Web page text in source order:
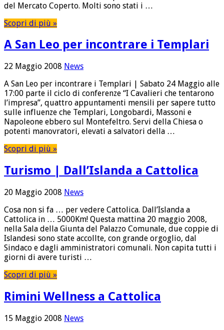
del Mercato Coperto. Molti sono stati i …
Scopri di più »
A San Leo per incontrare i Templari
22 Maggio 2008 News
A San Leo per incontrare i Templari | Sabato 24 Maggio alle
17:00 parte il ciclo di conferenze “I Cavalieri che tentarono
l’impresa”, quattro appuntamenti mensili per sapere tutto
sulle influenze che Templari, Longobardi, Massoni e
Napoleone ebbero sul Montefeltro. Servi della Chiesa o
potenti manovratori, elevati a salvatori della …
Scopri di più »
Turismo | Dall’Islanda a Cattolica
20 Maggio 2008 News
Cosa non si fa … per vedere Cattolica. Dall’Islanda a
Cattolica in … 5000Km! Questa mattina 20 maggio 2008,
nella Sala della Giunta del Palazzo Comunale, due coppie di
Islandesi sono state accollte, con grande orgoglio, dal
Sindaco e dagli amministratori comunali. Non capita tutti i
giorni di avere turisti …
Scopri di più »
Rimini Wellness a Cattolica
15 Maggio 2008 News